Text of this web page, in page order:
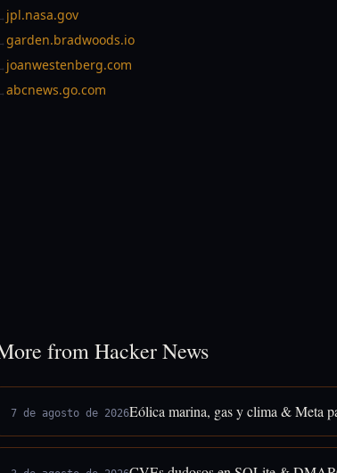
jpl.nasa.gov
garden.bradwoods.io
joanwestenberg.com
abcnews.go.com
from Hacker News
7 de agosto de 2026Eólica marina, gas y clima & Meta